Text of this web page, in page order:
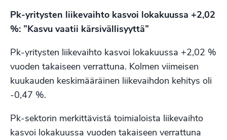
Pk-yritysten liikevaihto kasvoi lokakuussa +2,02
%: ”Kasvu vaatii kärsivällisyyttä”
Pk-yritysten liikevaihto kasvoi lokakuussa +2,02 %
vuoden takaiseen verrattuna. Kolmen viimeisen
kuukauden keskimääräinen liikevaihdon kehitys oli
-0,47 %.
Pk-sektorin merkittävistä toimialoista liikevaihto
kasvoi lokakuussa vuoden takaiseen verrattuna